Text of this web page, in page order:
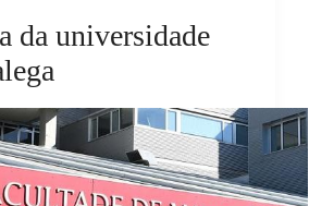
da universidade